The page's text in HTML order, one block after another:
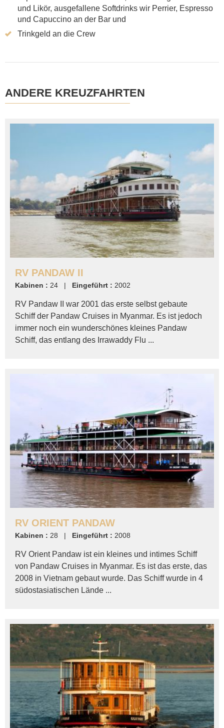
und Likör, ausgefallene Softdrinks wir Perrier, Espresso
und Capuccino an der Bar und
Trinkgeld an die Crew
ANDERE KREUZFAHRTEN
RV PANDAW II
Kabinen : 24 | Eingeführt : 2002
RV Pandaw II war 2001 das erste selbst gebaute
Schiff der Pandaw Cruises in Myanmar. Es ist jedoch
immer noch ein wunderschönes kleines Pandaw
Schiff, das entlang des Irrawaddy Flu ...
RV ORIENT PANDAW
Kabinen : 28 | Eingeführt : 2008
RV Orient Pandaw ist ein kleines und intimes Schiff
von Pandaw Cruises in Myanmar. Es ist das erste, das
2008 in Vietnam gebaut wurde. Das Schiff wurde in 4
südostasiatischen Lände ...